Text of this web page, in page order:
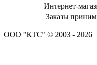
Интернет-
Заказы
ООО "КТС" © 2003 - 2026